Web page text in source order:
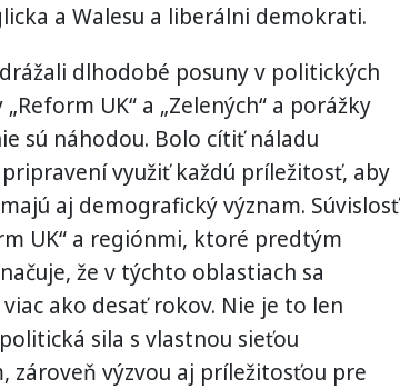
a Walesu a liberálni demokrati.
dlhodobé posuny v politických
UK“ a „Zelených“ a porážky
sú náhodou. Bolo cítiť náladu
využiť každú príležitosť, aby
aj demografický význam. Súvislosť
UK“ a regiónmi, ktoré predtým
že v týchto oblastiach sa
ako desať rokov. Nie je to len
sila s vlastnou sieťou
zároveň výzvou aj príležitosťou pre